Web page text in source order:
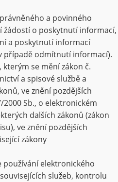
a povinného
žádostí o poskytnutí informací,
a poskytnutí informací
případě odmítnutí informací).
kterým se mění zákon č.
a spisové službě a
ve znění pozdějších
Sb., o elektronickém
dalších zákonů (zákon
ve znění pozdějších
zákony
používání elektronického
služeb, kontrolu